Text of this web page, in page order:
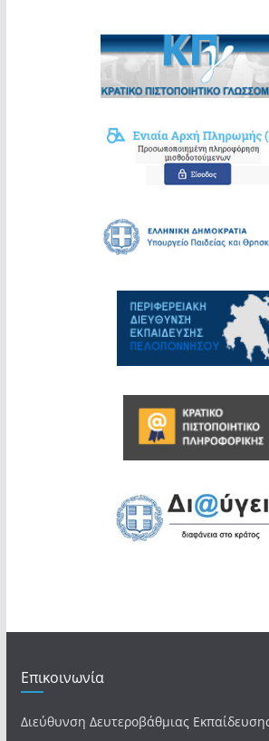
Επικοινωνία
Διεύθυνση Δευτεροβάθμιας